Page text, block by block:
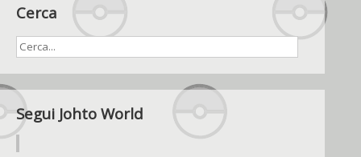
Cerca
Segui Johto World